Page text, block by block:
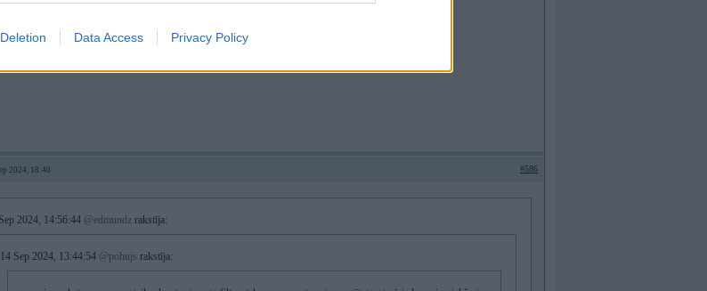
Data Access Privacy Policy
2024, 18:40 #586
2024, 14:56:44 @edmundz rakstīja:
14 Sep 2024, 13:44:54 @pohujs rakstīja: